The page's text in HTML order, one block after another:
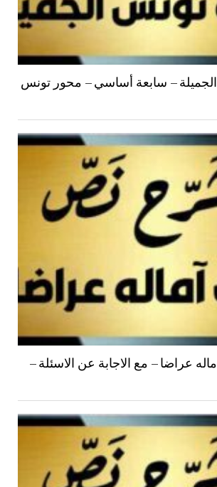
– سابعة أساسي – محور تونس
عراضا – مع الاجابة عن الاسئلة –